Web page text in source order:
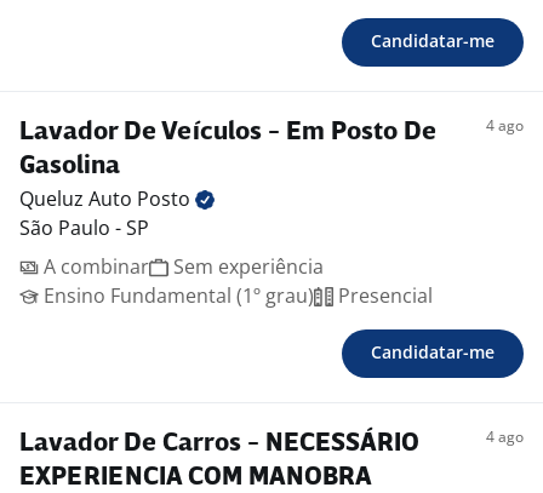
Candidatar-me
Lavador De Veículos - Em Posto De
Gasolina
4 ago
Queluz Auto Posto
São Paulo - SP
A combinar
Sem experiência
Ensino Fundamental (1º grau)
Presencial
Candidatar-me
Lavador De Carros - NECESSÁRIO
EXPERIENCIA COM MANOBRA
4 ago